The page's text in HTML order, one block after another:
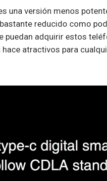
una versión menos
reducido como
puedan adquirir estos
atractivos para